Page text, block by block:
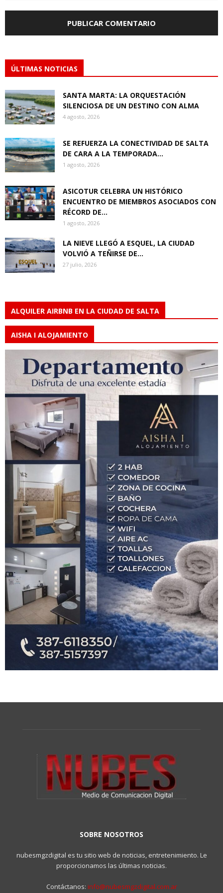
ÚLTIMAS NOTICIAS
SANTA MARTA: LA ORQUESTACIÓN
SILENCIOSA DE UN DESTINO CON ALMA
4 agosto, 2026
SE REFUERZA LA CONECTIVIDAD DE SALTA
DE CARA A LA TEMPORADA...
1 agosto, 2026
ASICOTUR CELEBRA UN HISTÓRICO
ENCUENTRO DE MIEMBROS ASOCIADOS CON
RÉCORD DE...
1 agosto, 2026
LA NIEVE LLEGÓ A ESQUEL, LA CIUDAD
VOLVIÓ A TEÑIRSE DE...
27 julio, 2026
ALQUILER AIRBNB EN LA CIUDAD DE SALTA
AISHA I ALOJAMIENTO
SOBRE NOSOTROS
nubesmgzdigital es tu sitio web de noticias, entretenimiento. Le
proporcionamos las últimas noticias.
Contáctanos: info@nubesmgzdigital.com.ar